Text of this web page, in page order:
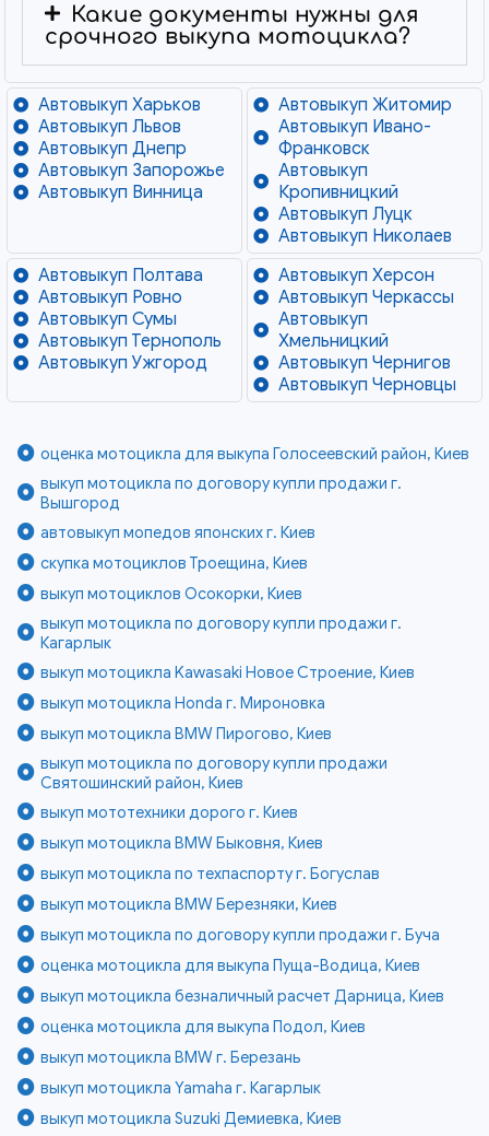
Какие документы нужны для
срочного выкупа мотоцикла?
Автовыкуп Харьков
Автовыкуп Львов
Автовыкуп Днепр
Автовыкуп Запорожье
Автовыкуп Винница
Автовыкуп Житомир
Автовыкуп Ивано-
Франковск
Автовыкуп
Кропивницкий
Автовыкуп Луцк
Автовыкуп Николаев
Автовыкуп Полтава
Автовыкуп Ровно
Автовыкуп Сумы
Автовыкуп Тернополь
Автовыкуп Ужгород
Автовыкуп Херсон
Автовыкуп Черкассы
Автовыкуп
Хмельницкий
Автовыкуп Чернигов
Автовыкуп Черновцы
оценка мотоцикла для выкупа Голосеевский район, Киев
выкуп мотоцикла по договору купли продажи г.
Вышгород
автовыкуп мопедов японских г. Киев
скупка мотоциклов Троещина, Киев
выкуп мотоциклов Осокорки, Киев
выкуп мотоцикла по договору купли продажи г.
Кагарлык
выкуп мотоцикла Kawasaki Новое Строение, Киев
выкуп мотоцикла Honda г. Мироновка
выкуп мотоцикла BMW Пирогово, Киев
выкуп мотоцикла по договору купли продажи
Святошинский район, Киев
выкуп мототехники дорого г. Киев
выкуп мотоцикла BMW Быковня, Киев
выкуп мотоцикла по техпаспорту г. Богуслав
выкуп мотоцикла BMW Березняки, Киев
выкуп мотоцикла по договору купли продажи г. Буча
оценка мотоцикла для выкупа Пуща-Водица, Киев
выкуп мотоцикла безналичный расчет Дарница, Киев
оценка мотоцикла для выкупа Подол, Киев
выкуп мотоцикла BMW г. Березань
выкуп мотоцикла Yamaha г. Кагарлык
выкуп мотоцикла Suzuki Демиевка, Киев